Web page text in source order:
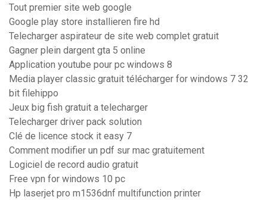
Tout premier site web google
Google play store installieren fire hd
Telecharger aspirateur de site web complet gratuit
Gagner plein dargent gta 5 online
Application youtube pour pc windows 8
Media player classic gratuit télécharger for windows 7 32
bit filehippo
Jeux big fish gratuit a telecharger
Telecharger driver pack solution
Clé de licence stock it easy 7
Comment modifier un pdf sur mac gratuitement
Logiciel de record audio gratuit
Free vpn for windows 10 pc
Hp laserjet pro m1536dnf multifunction printer